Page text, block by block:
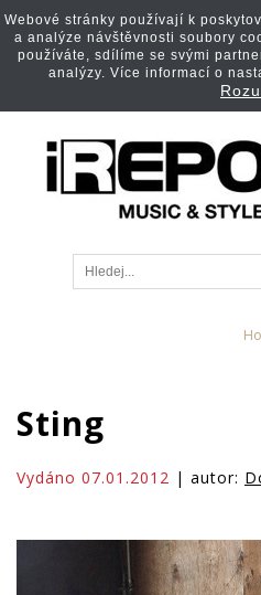
Sting
Vydáno 07.01.2012 | autor:
Webové stránky používají k
a analýze návštěvnosti soubory
používáte, sdílíme se svými
analýzy. Více informací o